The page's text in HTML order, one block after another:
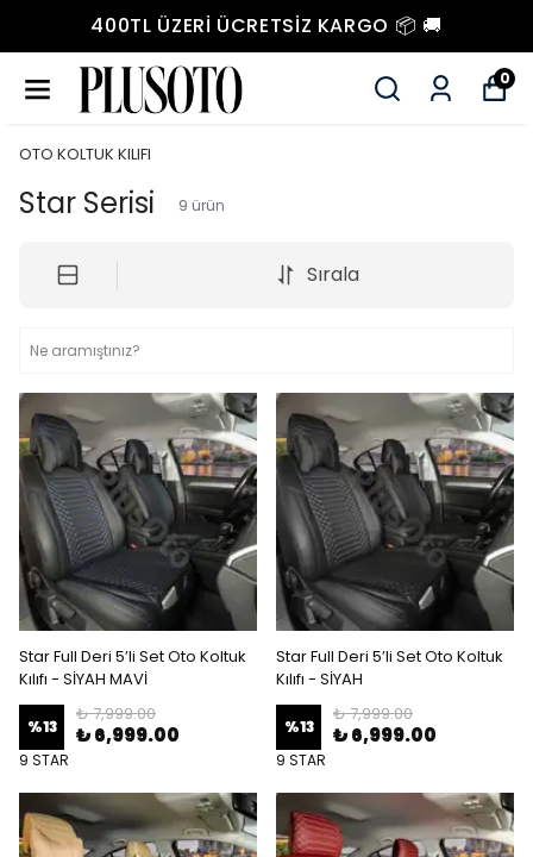
400TL ÜZERI ÜCRETSIZ KARGO 📦 🚚
0
OTO KOLTUK KILIFI
Star Serisi 9 ürün
Sırala
Star Full Deri 5’li Set Oto Koltuk
Kılıfı - SİYAH MAVİ
%13
₺ 7,999.00
₺ 6,999.00
9 STAR
Star Full Deri 5’li Set Oto Koltuk
Kılıfı - SİYAH
%13
₺ 7,999.00
₺ 6,999.00
9 STAR